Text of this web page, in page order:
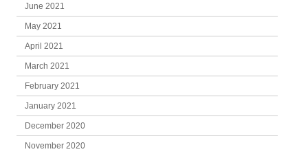
June 2021
May 2021
April 2021
March 2021
February 2021
January 2021
December 2020
November 2020